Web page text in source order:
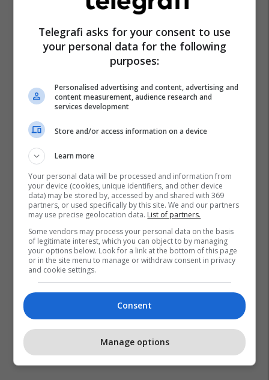
Morgan Rogers Psg
Ligue 1
Transferimet
Telegrafi asks for your consent to use
your personal data for the following
purposes:
Personalised advertising and content, advertising and
content measurement, audience research and
services development
Store and/or access information on a device
Learn more
Your personal data will be processed and information from
your device (cookies, unique identifiers, and other device
data) may be stored by, accessed by and shared with 369
partners, or used specifically by this site. We and our partners
may use precise geolocation data. List of partners.
Some vendors may process your personal data on the basis
of legitimate interest, which you can object to by managing
your options below. Look for a link at the bottom of this page
or in the site menu to manage or withdraw consent in privacy
and cookie settings.
Consent
Manage options